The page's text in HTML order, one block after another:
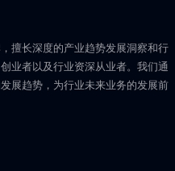
擅长深度的产业趋势发展洞察和行
业者以及行业资深从业者。我们通
展趋势，为行业未来业务的发展前